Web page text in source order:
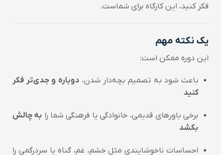
فکر کنید، این کارگاه برای شماست.
یک نکته مهم
این دوره ممکن است:
باعث شود به تصمیم بچه‌دار شدن، دوباره و جدی‌تر فکر
کنید
برخی باورهای قدیمی، خانوادگی یا فرهنگی شما را به چالش
بکشد
احساسات ناخوشایندی مثل خشم، غم، گناه یا سردرگمی را